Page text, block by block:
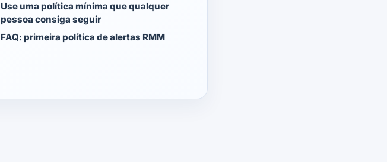
Use uma política mínima que qualquer
pessoa consiga seguir
FAQ: primeira política de alertas RMM